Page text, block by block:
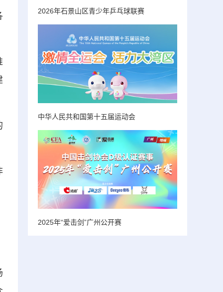
2026年石景山区青少年乒乓球联赛
中华人民共和国第十五届运动会
2025年“爱击剑”广州公开赛